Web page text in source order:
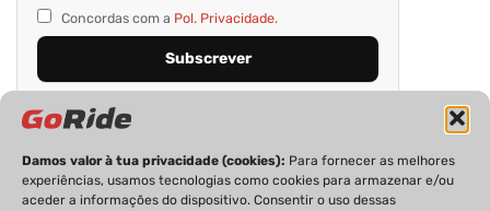
Damos valor à tua privacidade (cookies): Para fornecer as melhores
experiências, usamos tecnologias como cookies para armazenar e/ou
aceder a informações do dispositivo. Consentir o uso dessas
Concordas com a Pol. Privacidade.